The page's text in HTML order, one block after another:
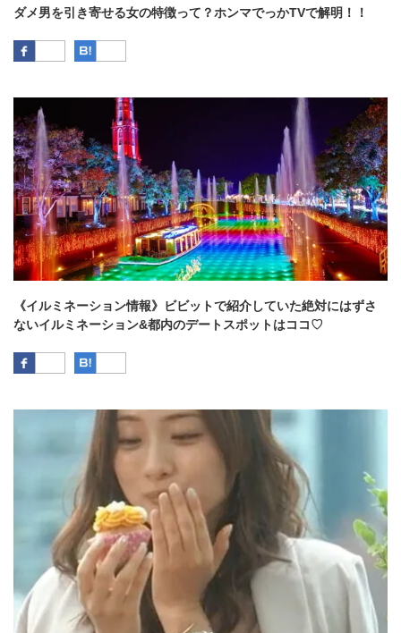
ダメ男を引き寄せる女の特徴って？ホンマでっかTVで解明！！
Facebook
《イルミネーション情報》ビビットで紹介していた絶対にはずさ
ないイルミネーション&都内のデートスポットはココ♡
Facebook